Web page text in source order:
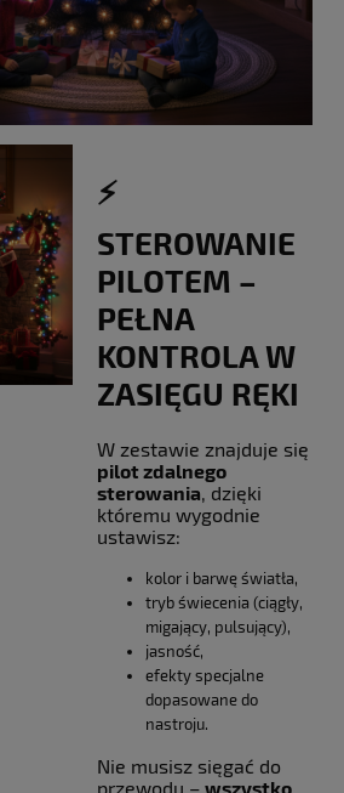
⚡️
STEROWANIE
PILOTEM –
PEŁNA
KONTROLA W
ZASIĘGU RĘKI
W zestawie znajduje się
pilot zdalnego
sterowania , dzięki
któremu wygodnie
ustawisz:
kolor i barwę światła,
tryb świecenia (ciągły,
migający, pulsujący),
jasność,
efekty specjalne
dopasowane do
nastroju.
Nie musisz sięgać do
przewodu – wszystko